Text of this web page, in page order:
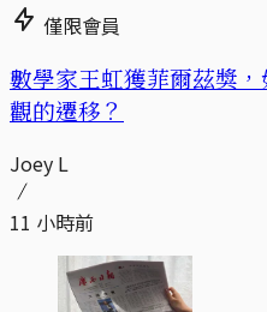
僅限會員
數學家王虹獲菲爾茲獎
觀的遷移？
Joey L
11 小時前